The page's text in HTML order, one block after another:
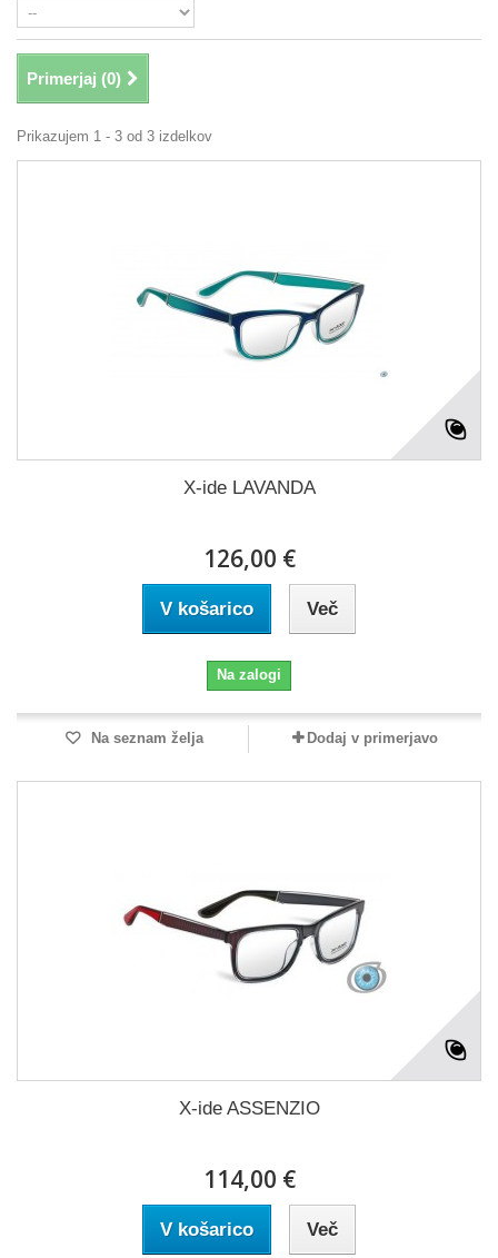
Primerjaj (0)
Prikazujem 1 - 3 od 3 izdelkov
X-ide LAVANDA
126,00 €
V košarico Več
Na zalogi
Na seznam želja Dodaj v primerjavo
X-ide ASSENZIO
114,00 €
V košarico Več